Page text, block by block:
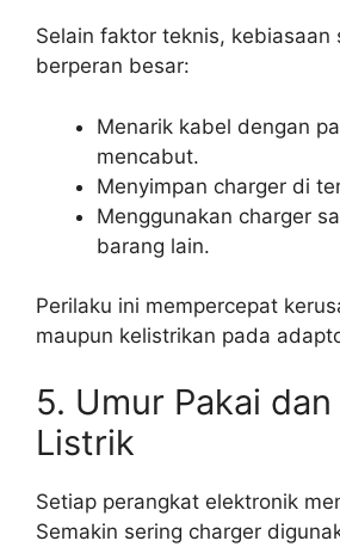
Selain faktor teknis, kebiasaan
berperan besar:
Menarik kabel dengan
mencabut.
Menyimpan charger di
Menggunakan charger
barang lain.
Perilaku ini mempercepat
maupun kelistrikan pada
5. Umur Pakai
Listrik
Setiap perangkat elektronik
Semakin sering charger